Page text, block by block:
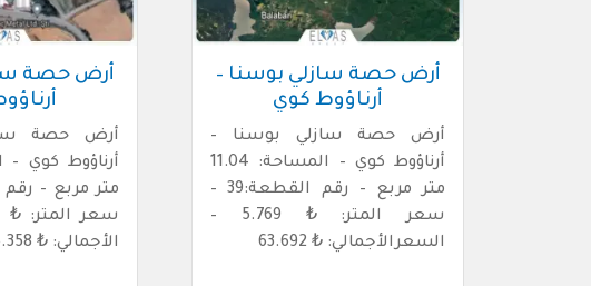
أرض حصة سازلي بوسنا –
أرناؤوط كوي
أرض حصة سازلي بوسنا –
أرناؤوط كوي – المساحة: 11.04
متر مربع – رقم القطعة:39 –
سعر المتر: ₺ 5.769 –
السعرالأجمالي: ₺ 63.692
أرض حصة
أرض حصة
الأجمالي: ₺ 315.358